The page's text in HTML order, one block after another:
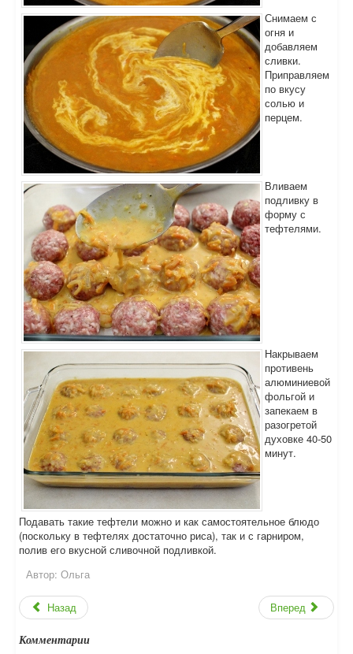
Снимаем с
огня и
добавляем
сливки.
Приправляем
по вкусу
солью и
перцем.
Вливаем
подливку в
форму с
тефтелями.
Накрываем
противень
алюминиевой
фольгой и
запекаем в
разогретой
духовке 40-50
минут.
Подавать такие тефтели можно и как самостоятельное блюдо
(поскольку в тефтелях достаточно риса), так и с гарниром,
полив его вкусной сливочной подливкой.
Автор: Ольга
Назад Вперед
Комментарии